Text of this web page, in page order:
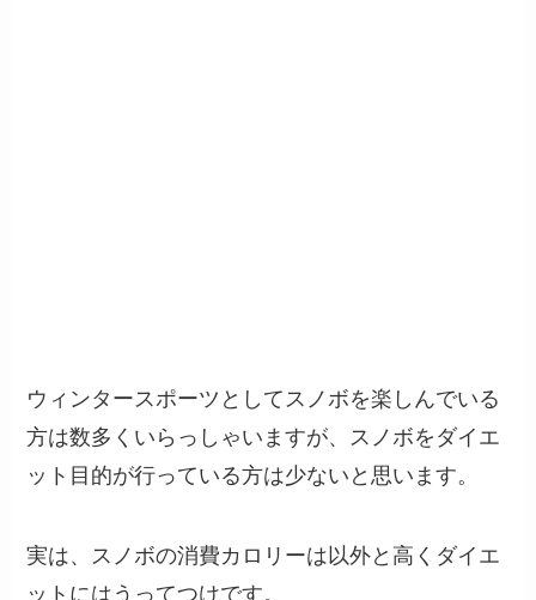
ウィンタースポーツとしてスノボを楽しんでいる
方は数多くいらっしゃいますが、スノボをダイエ
ット目的が行っている方は少ないと思います。
実は、スノボの消費カロリーは以外と高くダイエ
ットにはうってつけです。